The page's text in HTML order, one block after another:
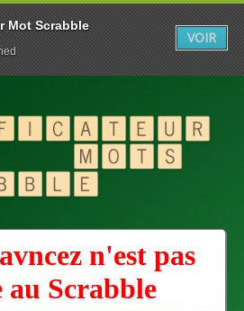
n'est pas
au Scrabble
Mot Scrabble
VOIR